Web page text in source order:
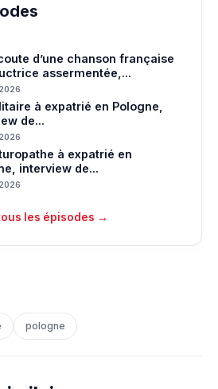
d’une chanson française
assermentée,...
à expatrié en Pologne,
de...
à expatrié en
interview de...
les épisodes →
pologne